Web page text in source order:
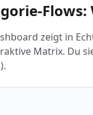
zeigt in
Matrix. Du